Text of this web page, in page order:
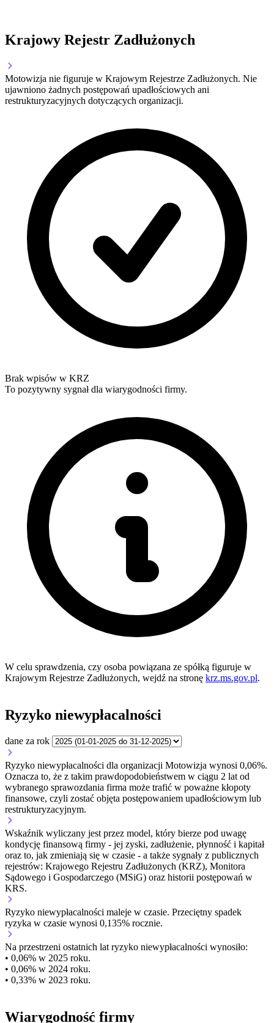
Krajowy Rejestr Zadłużonych
Motowizja nie figuruje w Krajowym Rejestrze Zadłużonych. Nie
ujawniono żadnych postępowań upadłościowych ani
restrukturyzacyjnych dotyczących organizacji.
Brak wpisów w KRZ
To pozytywny sygnał dla wiarygodności firmy.
W celu sprawdzenia, czy osoba powiązana ze spółką figuruje w
Krajowym Rejestrze Zadłużonych, wejdź na stronę krz.ms.gov.pl.
Ryzyko niewypłacalności
dane za rok
Ryzyko niewypłacalności dla organizacji Motowizja wynosi 0,06%.
Oznacza to, że z takim prawdopodobieństwem w ciągu 2 lat od
wybranego sprawozdania firma może trafić w poważne kłopoty
finansowe, czyli zostać objęta postępowaniem upadłościowym lub
restrukturyzacyjnym.
Wskaźnik wyliczany jest przez model, który bierze pod uwagę
kondycję finansową firmy - jej zyski, zadłużenie, płynność i kapitał
oraz to, jak zmieniają się w czasie - a także sygnały z publicznych
rejestrów: Krajowego Rejestru Zadłużonych (KRZ), Monitora
Sądowego i Gospodarczego (MSiG) oraz historii postępowań w
KRS.
Ryzyko niewypłacalności maleje w czasie. Przeciętny spadek
ryzyka w czasie wynosi 0,135% rocznie.
Na przestrzeni ostatnich lat ryzyko niewypłacalności wynosiło:
• 0,06% w 2025 roku.
• 0,06% w 2024 roku.
• 0,33% w 2023 roku.
Wiarygodność firmy